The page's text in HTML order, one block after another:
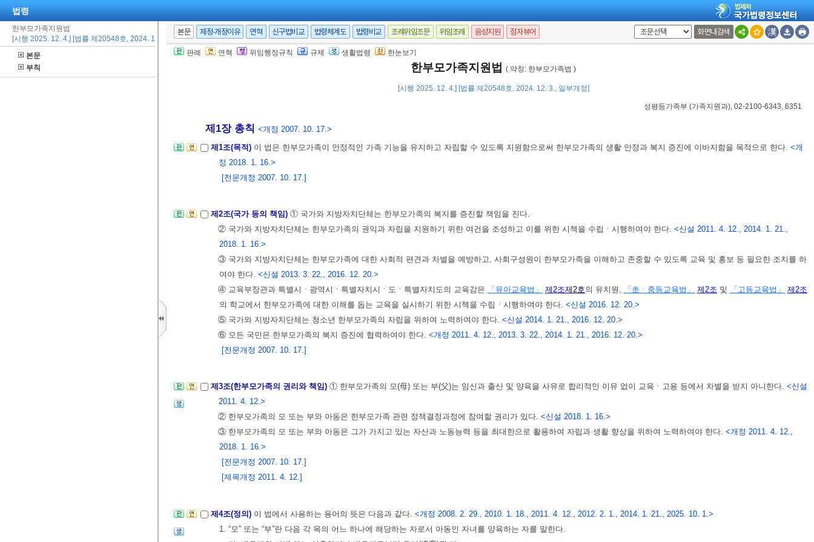
법령
한부모가족지원법
[시행 2025. 12. 4.] [법률 제20548호, 2024. 12. 3., 일부개정]
본문
부칙
본문 제정·개정이유 연혁 신구법비교 법령체계도 법령비교 조례위임조문 위임조례 음성지원 점자뷰어 화면내검색
판례 연혁 위임행정규칙 규제 생활법령 한눈보기
한부모가족지원법 ( 약칭: 한부모가족법 )
[시행 2025. 12. 4.] [법률 제20548호, 2024. 12. 3., 일부개정]
성평등가족부 (가족지원과), 02-2100-6343, 6351
제1장 총칙 <개정 2007. 10. 17.>
제1조(목적) 이 법은 한부모가족이 안정적인 가족 기능을 유지하고 자립할 수 있도록 지원함으로써 한부모가족의 생활 안정과 복지 증진에 이바지함을 목적으로 한다. <개
정 2018. 1. 16.>
[전문개정 2007. 10. 17.]
제2조(국가 등의 책임) ① 국가와 지방자치단체는 한부모가족의 복지를 증진할 책임을 진다.
② 국가와 지방자치단체는 한부모가족의 권익과 자립을 지원하기 위한 여건을 조성하고 이를 위한 시책을 수립ㆍ시행하여야 한다. <신설 2011. 4. 12., 2014. 1. 21.,
2018. 1. 16.>
③ 국가와 지방자치단체는 한부모가족에 대한 사회적 편견과 차별을 예방하고, 사회구성원이 한부모가족을 이해하고 존중할 수 있도록 교육 및 홍보 등 필요한 조치를 하
여야 한다. <신설 2013. 3. 22., 2016. 12. 20.>
④ 교육부장관과 특별시ㆍ광역시ㆍ특별자치시ㆍ도ㆍ특별자치도의 교육감은
「유아교육법」 제2조제2호의 유치원, 「초ㆍ중등교육법」 제2조 및 「고등교육법」
제2조
의 학교에서 한부모가족에 대한 이해를 돕는 교육을 실시하기 위한 시책을 수립ㆍ시행하여야 한다. <신설 2016. 12. 20.>
⑤ 국가와 지방자치단체는 청소년 한부모가족의 자립을 위하여 노력하여야 한다. <신설 2014. 1. 21., 2016. 12. 20.>
⑥ 모든 국민은 한부모가족의 복지 증진에 협력하여야 한다. <개정 2011. 4. 12., 2013. 3. 22., 2014. 1. 21., 2016. 12. 20.>
[전문개정 2007. 10. 17.]
제3조(한부모가족의 권리와 책임) ① 한부모가족의 모(母) 또는 부(父)는 임신과 출산 및 양육을 사유로 합리적인 이유 없이 교육ㆍ고용 등에서 차별을 받지 아니한다. <신설
2011. 4. 12.>
② 한부모가족의 모 또는 부와 아동은 한부모가족 관련 정책결정과정에 참여할 권리가 있다. <신설 2018. 1. 16.>
③ 한부모가족의 모 또는 부와 아동은 그가 가지고 있는 자산과 노동능력 등을 최대한으로 활용하여 자립과 생활 향상을 위하여 노력하여야 한다. <개정 2011. 4. 12.,
2018. 1. 16.>
[전문개정 2007. 10. 17.]
[제목개정 2011. 4. 12.]
제4조(정의) 이 법에서 사용하는 용어의 뜻은 다음과 같다. <개정 2008. 2. 29., 2010. 1. 18., 2011. 4. 12., 2012. 2. 1., 2014. 1. 21., 2025. 10. 1.>
1. “모” 또는 “부”란 다음 각 목의 어느 하나에 해당하는 자로서 아동인 자녀를 양육하는 자를 말한다.